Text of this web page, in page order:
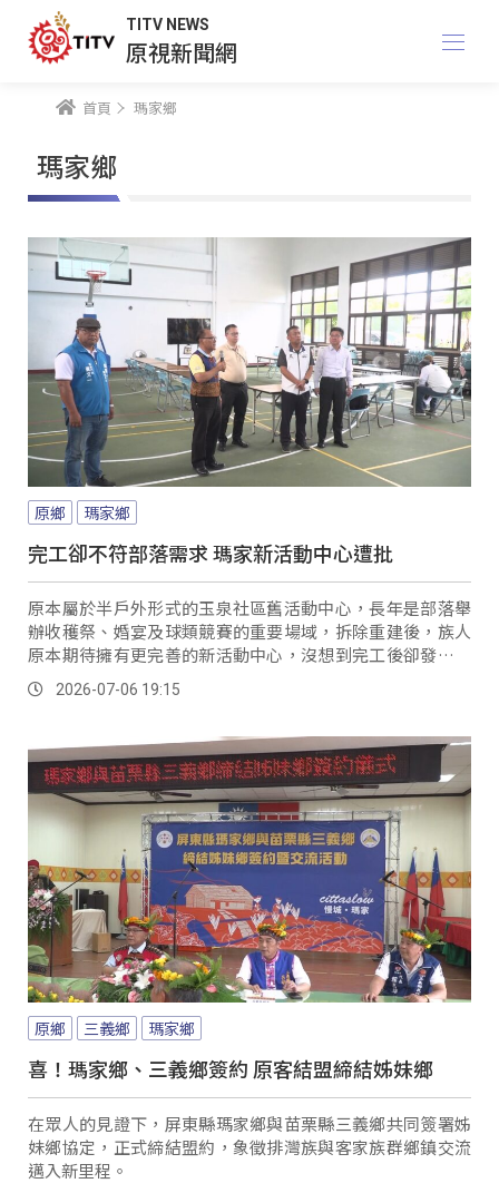
TITV NEWS
原視新聞網
首頁 瑪家鄉
瑪家鄉
原鄉 瑪家鄉
完工卻不符部落需求 瑪家新活動中心遭批
原本屬於半戶外形式的玉泉社區舊活動中心，長年是部落舉
辦收穫祭、婚宴及球類競賽的重要場域，拆除重建後，族人
原本期待擁有更完善的新活動中心，沒想到完工後卻發現，
新建物與部落實際需求有很大落差。
2026-07-06 19:15
原鄉 三義鄉 瑪家鄉
喜！瑪家鄉、三義鄉簽約 原客結盟締結姊妹鄉
在眾人的見證下，屏東縣瑪家鄉與苗栗縣三義鄉共同簽署姊
妹鄉協定，正式締結盟約，象徵排灣族與客家族群鄉鎮交流
邁入新里程。